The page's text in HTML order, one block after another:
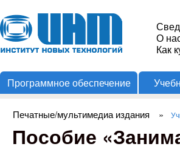
Институт
Новых
О
Как
Программное обеспечение
Вы здесь
Печатные/мультимедиа издания »
Пособие